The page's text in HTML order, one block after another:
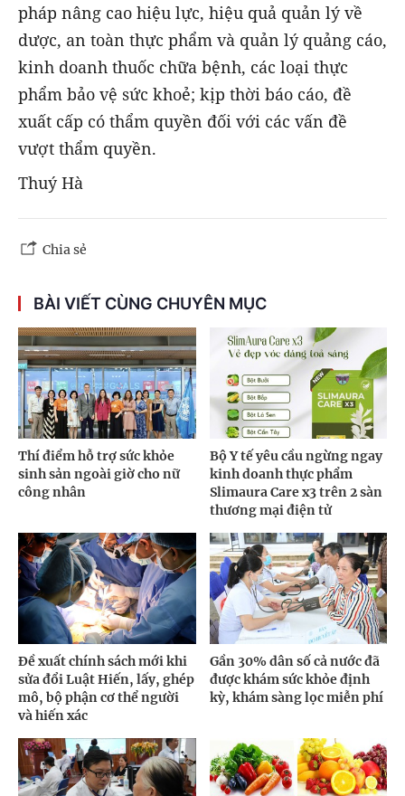
pháp nâng cao hiệu lực, hiệu quả quản lý về
dược, an toàn thực phẩm và quản lý quảng cáo,
kinh doanh thuốc chữa bệnh, các loại thực
phẩm bảo vệ sức khoẻ; kịp thời báo cáo, đề
xuất cấp có thẩm quyền đối với các vấn đề
vượt thẩm quyền.
Thuý Hà
Chia sẻ
BÀI VIẾT CÙNG CHUYÊN MỤC
Thí điểm hỗ trợ sức khỏe
sinh sản ngoài giờ cho nữ
công nhân
Bộ Y tế yêu cầu ngừng ngay
kinh doanh thực phẩm
Slimaura Care x3 trên 2 sàn
thương mại điện tử
Đề xuất chính sách mới khi
sửa đổi Luật Hiến, lấy, ghép
mô, bộ phận cơ thể người
và hiến xác
Gần 30% dân số cả nước đã
được khám sức khỏe định
kỳ, khám sàng lọc miễn phí